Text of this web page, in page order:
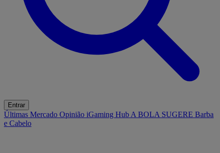
Entrar
Últimas Mercado Opinião iGaming Hub A BOLA SUGERE Barba
e Cabelo